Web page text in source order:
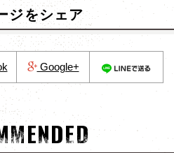
ジをシェア
Google+